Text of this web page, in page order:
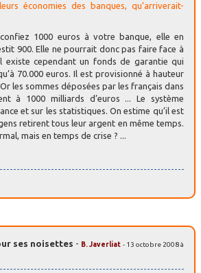
économies des banques, qu’arriverait-
1000 euros à votre banque, elle en
900. Elle ne pourrait donc pas faire face à
existe cependant un fonds de garantie qui
70.000 euros. Il est provisionné à hauteur
les sommes déposées par les français dans
à 1000 milliards d’euros ... Le système
et sur les statistiques. On estime qu’il est
retirent tous leur argent en même temps.
mais en temps de crise ? ...
ses noisettes - B. Javerliat - 13 octobre 2008 à